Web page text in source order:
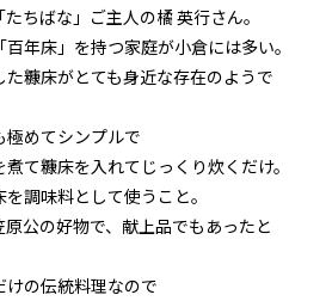
ちばな」ご主人の橘 英行さん。
年床」を持つ家庭が小倉には多い。
糠床がとても身近な存在のようで
極めてシンプルで
て糠床を入れてじっくり炊くだけ。
調味料として使うこと。
公の好物で、献上品でもあったと
の伝統料理なので